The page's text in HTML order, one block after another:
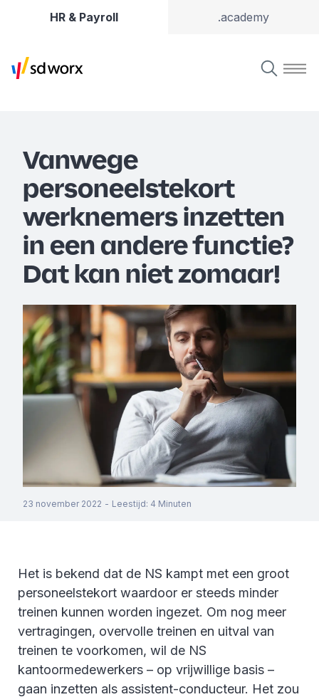
HR & Payroll .academy
Vanwege
personeelstekort
werknemers inzetten
in een andere functie?
Dat kan niet zomaar!
23 november 2022 - Leestijd: 4 Minuten
Het is bekend dat de NS kampt met een groot
personeelstekort waardoor er steeds minder
treinen kunnen worden ingezet. Om nog meer
vertragingen, overvolle treinen en uitval van
treinen te voorkomen, wil de NS
kantoormedewerkers – op vrijwillige basis –
gaan inzetten als assistent-conducteur. Het zou